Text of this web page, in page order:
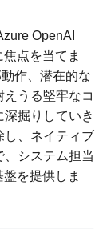
OpenAI
点を当てま
作、潜在的な
うる堅牢なコ
掘りしていき
し、ネイティブ
システム担当
を提供しま